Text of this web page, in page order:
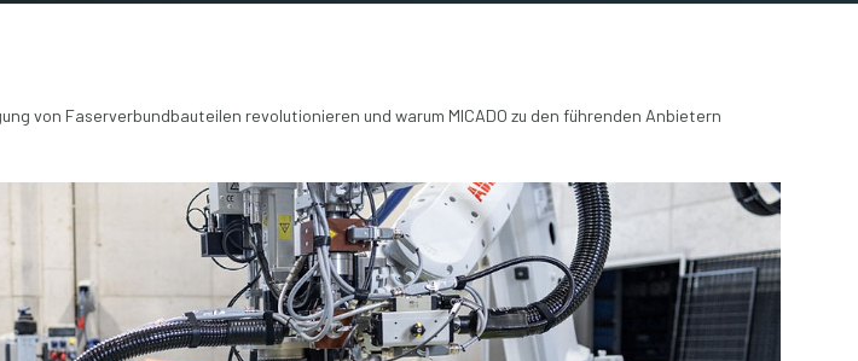
von Faserverbundbauteilen revolutionieren und warum MICADO zu den führenden Anbietern